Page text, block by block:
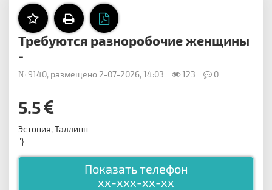
Требуются разноробочие женщины
-
№ 9140, размещено 2-07-2026, 14:03 123 0
5.5
Эстония, Таллинн
"}
Показать телефон
xx-xxx-xx-xx